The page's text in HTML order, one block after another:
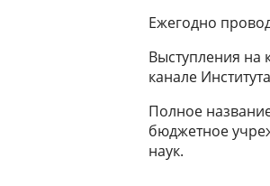
Ежегодно
Выступления
канале
Полное
бюджетное
наук.